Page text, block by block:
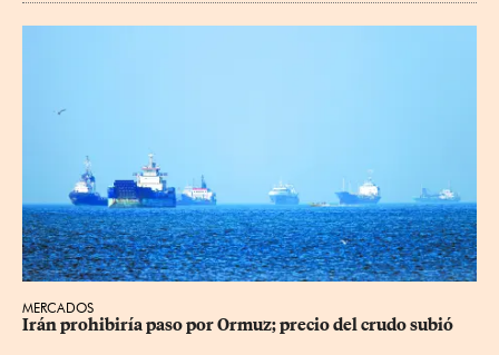
MERCADOS
Irán prohibiría paso por Ormuz; precio del crudo subió